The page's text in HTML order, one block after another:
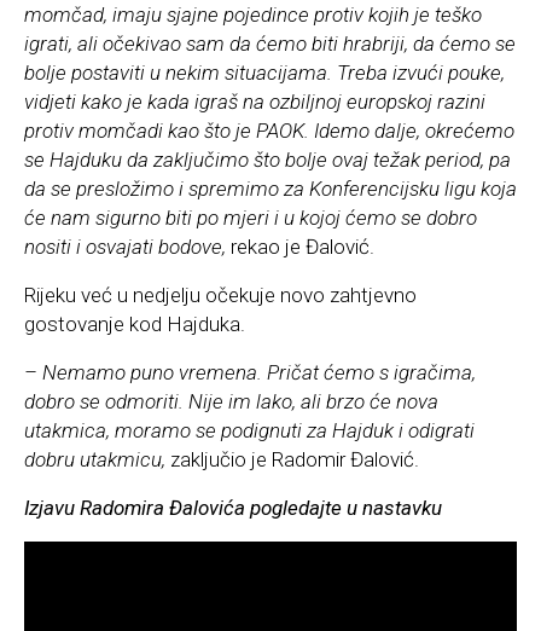
momčad, imaju sjajne pojedince protiv kojih je teško
igrati, ali očekivao sam da ćemo biti hrabriji, da ćemo se
bolje postaviti u nekim situacijama. Treba izvući pouke,
vidjeti kako je kada igraš na ozbiljnoj europskoj razini
protiv momčadi kao što je PAOK. Idemo dalje, okrećemo
se Hajduku da zaključimo što bolje ovaj težak period, pa
da se presložimo i spremimo za Konferencijsku ligu koja
će nam sigurno biti po mjeri i u kojoj ćemo se dobro
nositi i osvajati bodove, rekao je Đalović.
Rijeku već u nedjelju očekuje novo zahtjevno
gostovanje kod Hajduka.
– Nemamo puno vremena. Pričat ćemo s igračima,
dobro se odmoriti. Nije im lako, ali brzo će nova
utakmica, moramo se podignuti za Hajduk i odigrati
dobru utakmicu, zaključio je Radomir Đalović.
Izjavu Radomira Đalovića pogledajte u nastavku